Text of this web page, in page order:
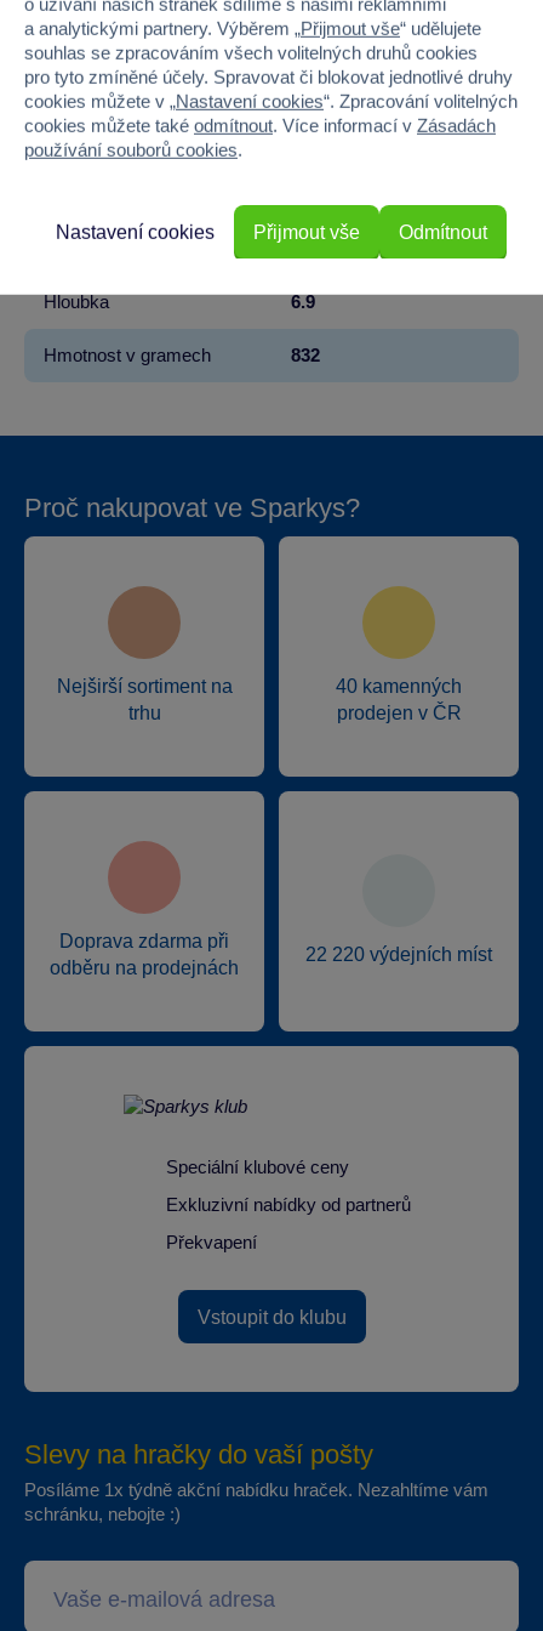
Věk od 10
Pohlaví KLUK
Počet dílků
Hloubka 6.9
Hmotnost v gramech 832
Proč nakupovat ve Sparkys?
Nejširší sortiment na
trhu
40 kamenných
prodejen v ČR
Doprava zdarma při
odběru na prodejnách
22 220 výdejních míst
Speciální klubové ceny
Exkluzivní nabídky od partnerů
Překvapení
Vstoupit do klubu
Slevy na hračky do vaší pošty
Posíláme 1x týdně akční nabídku hraček. Nezahltíme vám
schránku, nebojte :)
o užívání našich stránek sdílíme s našimi reklamními
a analytickými partnery. Výběrem „Přijmout vše“ udělujete
souhlas se zpracováním všech volitelných druhů cookies
pro tyto zmíněné účely. Spravovat či blokovat jednotlivé druhy
cookies můžete v „Nastavení cookies“. Zpracování volitelných
cookies můžete také odmítnout. Více informací v Zásadách
používání souborů cookies.
Odmítnout
Nastavení cookies Přijmout vše